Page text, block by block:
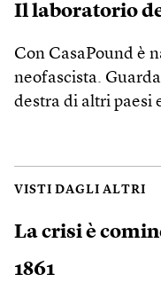
Il laboratorio
Con CasaPound è
neofascista.
destra di altri paesi
VISTI DAGLI ALTRI
La crisi è
1861